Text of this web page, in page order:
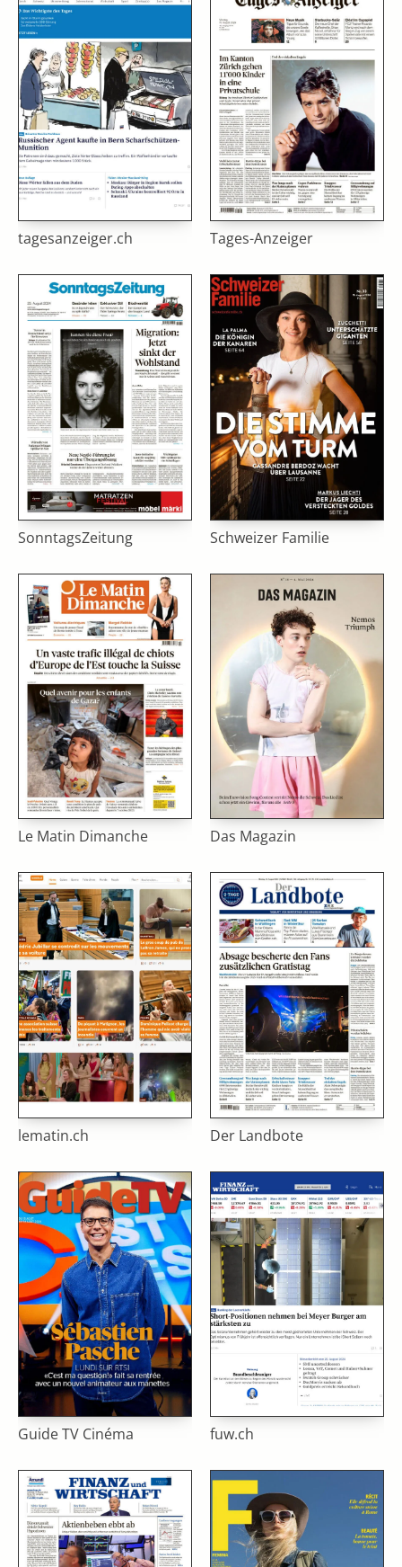
tagesanzeiger.ch Tages-Anzeiger
SonntagsZeitung Schweizer Familie
Le Matin Dimanche Das Magazin
lematin.ch Der Landbote
Guide TV Cinéma fuw.ch